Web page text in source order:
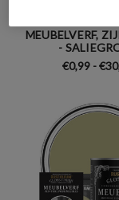
MEUBELVERF,
-
€0,99 -